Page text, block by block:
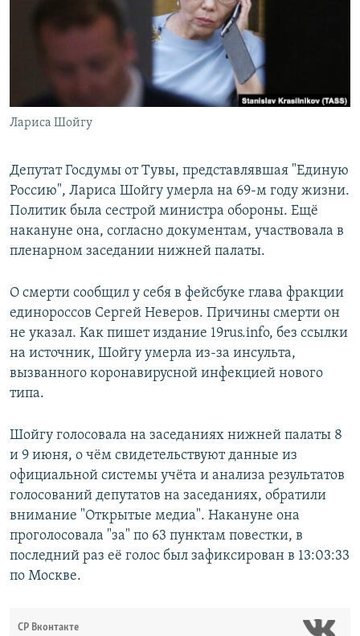
РАСПИСАНИЕ ВЕЩАНИЯ
ПОДПИШИТЕСЬ НА РАССЫЛКУ
Все сайты РСЕ/РС
Лариса Шойгу
Депутат Госдумы от Тувы, представлявшая "Единую
Россию", Лариса Шойгу умерла на 69-м году жизни.
Политик была сестрой министра обороны. Ещё
накануне она, согласно документам, участвовала в
пленарном заседании нижней палаты.
О смерти сообщил у себя в фейсбуке глава фракции
единороссов Сергей Неверов. Причины смерти он
не указал. Как пишет издание 19rus.info, без ссылки
на источник, Шойгу умерла из-за инсульта,
вызванного коронавирусной инфекцией нового
типа.
Шойгу голосовала на заседаниях нижней палаты 8
и 9 июня, о чём свидетельствуют данные из
официальной системы учёта и анализа результатов
голосований депутатов на заседаниях, обратили
внимание "Открытые медиа". Накануне она
проголосовала "за" по 63 пунктам повестки, в
последний раз её голос был зафиксирован в 13:03:33
по Москве.
СР Вконтакте